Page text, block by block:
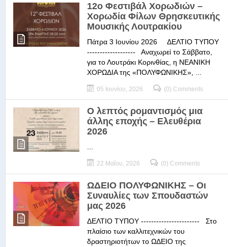
12ο Φεστιβάλ Χορωδιών –
Χορωδία Φίλων Θρησκευτικής
Μουσικής Λουτρακίου
Πάτρα 3 Ιουνίου 2026 ΔΕΛΤΙΟ ΤΥΠΟΥ
------------------- Αναχωρεί το Σάββατο,
για το Λουτράκι Κορινθίας, η ΝΕΑΝΙΚΗ
ΧΟΡΩΔΙΑ της «ΠΟΛΥΦΩΝΙΚΗΣ», ...
05 Ιουνίου, 2026 (0) Comments
Ο λεπτός ρομαντισμός μια
άλλης εποχής – Ελευθέρια
2026
22 Μαΐου, 2026 (0) Comments
ΩΔΕΙΟ ΠΟΛΥΦΩΝΙΚΗΣ – Οι
Συναυλίες των Σπουδαστών
μας 2026
ΔΕΛΤΙΟ ΤΥΠΟΥ ----------------------- Στο
πλαίσιο των καλλιτεχνικών του
δραστηριοτήτων το ΩΔΕΙΟ της